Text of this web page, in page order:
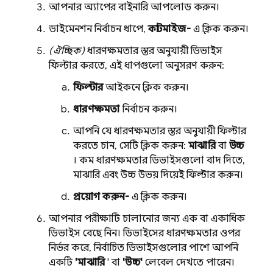
আপনার অ্যাপের বাইনারি আপলোড করুন।
ডাইমেনশন নির্বাচন ধাপে,কাস্টমাইজ-এ ক্লিক করুন।
(ঐচ্ছিক)ধারণক্ষমতার স্তর অনুযায়ী ডিভাইস
ফিল্টার করতে, এই ধাপগুলো অনুসরণ করুন:
ফিল্টারআইকনে ক্লিক করুন।
ধারণক্ষমতানির্বাচন করুন।
আপনি যে ধারণক্ষমতার স্তর অনুযায়ী ফিল্টার
করতে চান, সেটি ক্লিক করুন: মাঝারিবা উচ্চ
। কম ধারণক্ষমতার ডিভাইসগুলো বাদ দিতে,
মাঝারি এবং উচ্চ উভয় দিয়েই ফিল্টার করুন।
প্রয়োগ করুন- এ ক্লিক করুন।
আপনার পরীক্ষাটি চালানোর জন্য এক বা একাধিক
ডিভাইস বেছে নিন। ডিভাইসের ধারণক্ষমতার ওপর
নির্ভর করে, নির্বাচিত ডিভাইসগুলোর পাশে আপনি
একটি 'মাঝারি' বা 'উচ্চ' লেবেল দেখতে পারেন।